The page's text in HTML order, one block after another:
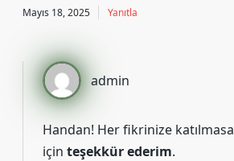
Mayıs 18, 2025 Yanıtla
admin
Handan! Her fikrinize
için teşekkür ederim.